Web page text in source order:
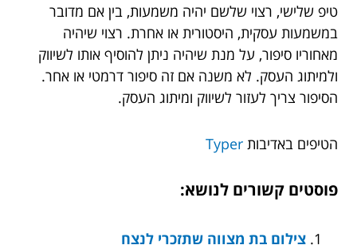
טיפ שלישי, רצוי שלשם יהיה משמעות, בין אם מדובר
במשמעות עסקית, היסטורית או אחרת. רצוי שיהיה
מאחוריו סיפור, על מנת שיהיה ניתן להוסיף אותו לשיווק
ולמיתוג העסק. לא משנה אם זה סיפור דרמטי או אחר.
הסיפור צריך לעזור לשיווק ומיתוג העסק.
הטיפים באדיבות Typer
פוסטים קשורים לנושא:
צילום בת מצווה שתזכרי לנצח